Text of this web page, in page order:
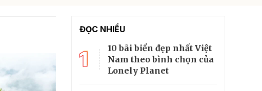
ĐỌC NHIỀU
1
10 bãi biển đẹp nhất Việt
Nam theo bình chọn của
Lonely Planet